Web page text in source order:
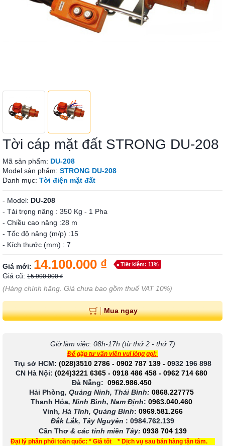
Tời cáp mặt đất STRONG DU-208
Mã sản phẩm: DU-208
Model sản phẩm: STRONG DU-208
Danh mục: Tời điện mặt đất
- Model: DU-208
- Tải trọng nâng : 350 Kg - 1 Pha
- Chiều cao nâng :28 m
- Tốc độ nâng (m/p) :15
- Kích thước (mm) : 7
Giá mới: 14.100.000 ₫ Tiết kiệm: 11%
Giá cũ: 15.900.000 ₫
(Hàng chính hãng. Giá chưa bao gồm thuế VAT 10%)
Mua ngay
Giờ làm việc: 08h-17h (từ thứ 2 - thứ 7)
Để gặp tư vấn viên vui lòng gọi:
Trụ sở HCM: (028)3510 2786 - 0902 787 139- 0932 196 898
CN Hà Nội: (024)3221 6365 - 0918 486 458 - 0962 714 680
Đà Nẵng: 0962.986.450
Hải Phòng, Quảng Ninh, Thái Bình: 0868.227775
Thanh Hóa, Ninh Bình, Nam Định: 0963.040.460
Vinh, Hà Tĩnh, Quảng Bình: 0969.581.266
Đắk Lắk, Tây Nguyên : 0984.762.139
Cần Thơ & các tỉnh miền Tây: 0938 704 139
Đại lý phân phối toàn quốc: * Giá tốt * Dịch vụ sau bán hàng tận tâm.